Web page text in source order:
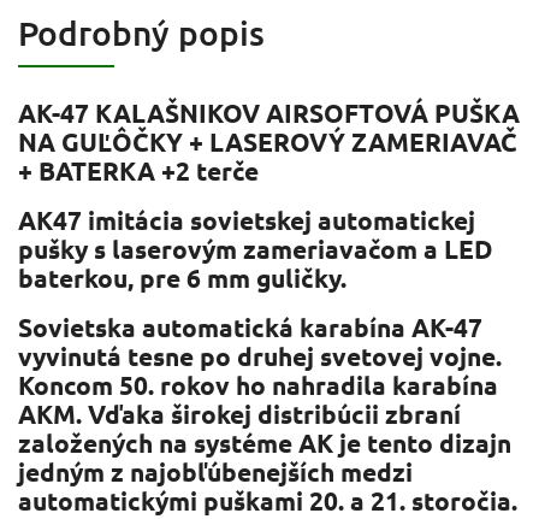
Podrobný popis
AK-47 KALAŠNIKOV AIRSOFTOVÁ PUŠKA
NA GUĽÔČKY + LASEROVÝ ZAMERIAVAČ
+ BATERKA +2 terče
AK47 imitácia sovietskej automatickej
pušky s laserovým zameriavačom a LED
baterkou, pre 6 mm guličky.
Sovietska automatická karabína AK-47
vyvinutá tesne po druhej svetovej vojne.
Koncom 50. rokov ho nahradila karabína
AKM. Vďaka širokej distribúcii zbraní
založených na systéme AK je tento dizajn
jedným z najobľúbenejších medzi
automatickými puškami 20. a 21. storočia.